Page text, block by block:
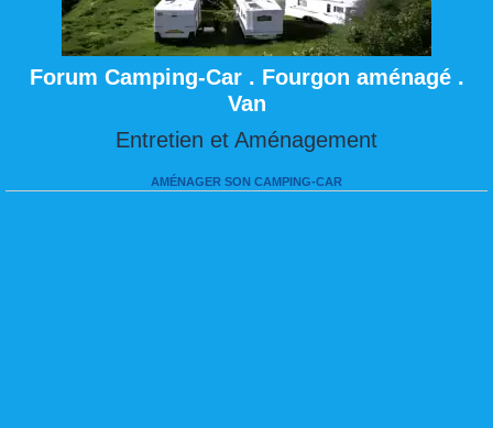
Forum Camping-Car . Fourgon aménagé .
Van
Entretien et Aménagement
AMÉNAGER SON CAMPING-CAR